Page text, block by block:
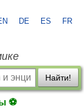
DE ES FR
Найти!
⚽